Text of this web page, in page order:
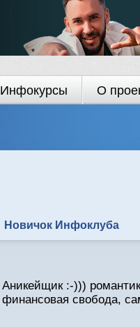
Инфокурсы О
Новичок Инфоклуба
Аникейщик :-)))
финансовая свобода,